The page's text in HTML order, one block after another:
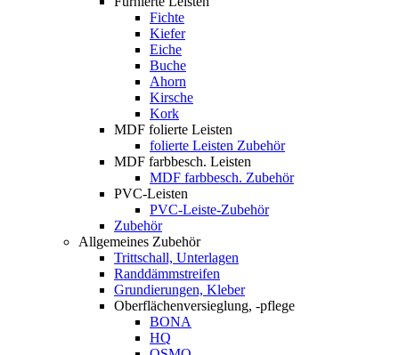
Fichte
Kiefer
Eiche
Buche
Ahorn
Kirsche
Kork
MDF folierte Leisten
folierte Leisten Zubehör
MDF farbbesch. Leisten
MDF farbbesch. Zubehör
PVC-Leisten
PVC-Leiste-Zubehör
Zubehör
Allgemeines Zubehör
Trittschall, Unterlagen
Randdämmstreifen
Grundierungen, Kleber
Oberflächenversieglung, -pflege
BONA
HQ